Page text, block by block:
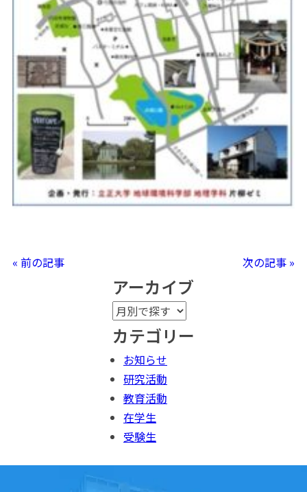
« 前の記事 次の記事 »
アーカイブ
カテゴリー
お知らせ
研究活動
教育活動
在学生
受験生